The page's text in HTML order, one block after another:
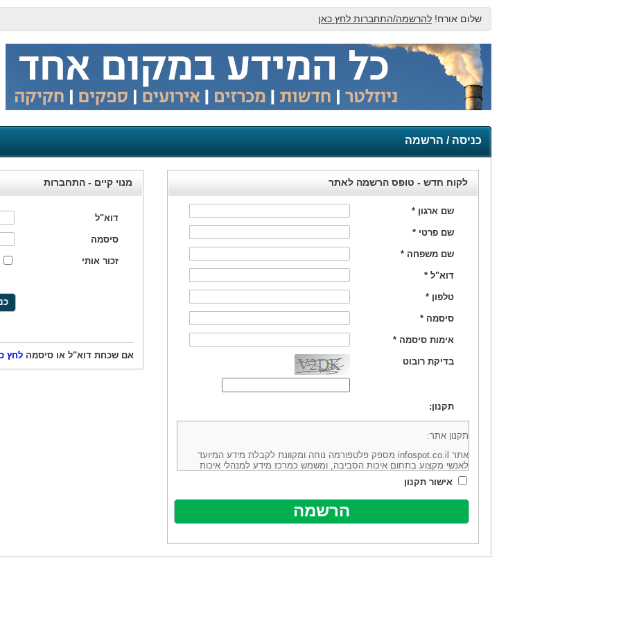
שלום אורח! להרשמה/התחברות לחץ כאן
כניסה / הרשמה
מנוי קיים - התחברות
דוא"ל
סיסמה
זכור אותי
אם שכחת דוא"ל או סיסמה לחץ
לקוח חדש - טופס הרשמה לאתר
שם ארגון *
שם פרטי *
שם משפחה *
דוא"ל *
טלפון *
סיסמה *
אימות סיסמה *
בדיקת רובוט
תקנון:
תקנון אתר:
אתר infospot.co.il מספק פלטפורמה נוחה ומקוונת לקבלת מידע המיועד
לאנשי מקצוע בתחום איכות הסביבה, ומשמש כמרכז מידע למנהלי איכות
סביבה (להלן: "המידע"). האתר בבעלותה ובניהולה של חברת יזמות וידע
מיקוד 6113102 ובדוא"ל: office@infospot.co.il (להלן: "האתר").
האתר אינו מספק את השירותים המפורסמים באתר ע"י ספקים שונים, איננו
מוכר את השירות המוצע באתר ע"י ספקים שונים, איננו מעורב במתן השירות
אלקטרונית של פרסום עבור נותני שירותים אלו. במילים אחרות, האחריות על
ביצוע העסקה בין הגולשים לבין המפרסמים נותני השירות ואיכותה מוטלת על
אישור תקנון